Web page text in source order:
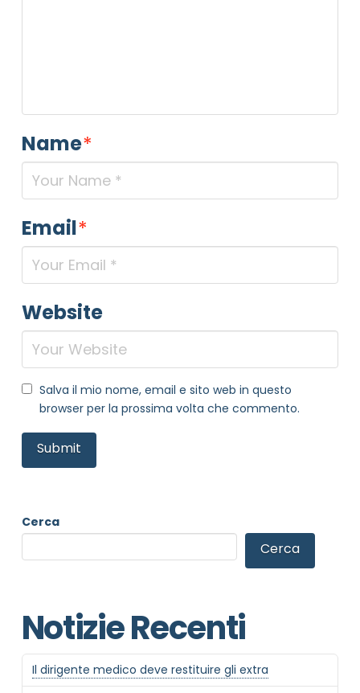
Name*
Email*
Website
Salva il mio nome, email e sito web in questo
browser per la prossima volta che commento.
Cerca
Cerca
Notizie Recenti
Il dirigente medico deve restituire gli extra